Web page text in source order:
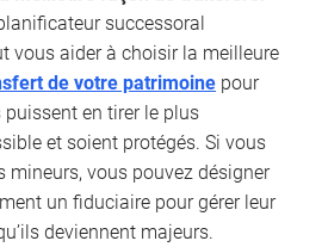
successoral
vous aider à choisir la meilleure
de votre patrimoine pour
en tirer le plus
et soient protégés. Si vous
mineurs, vous pouvez désigner
un fiduciaire pour gérer leur
deviennent majeurs.